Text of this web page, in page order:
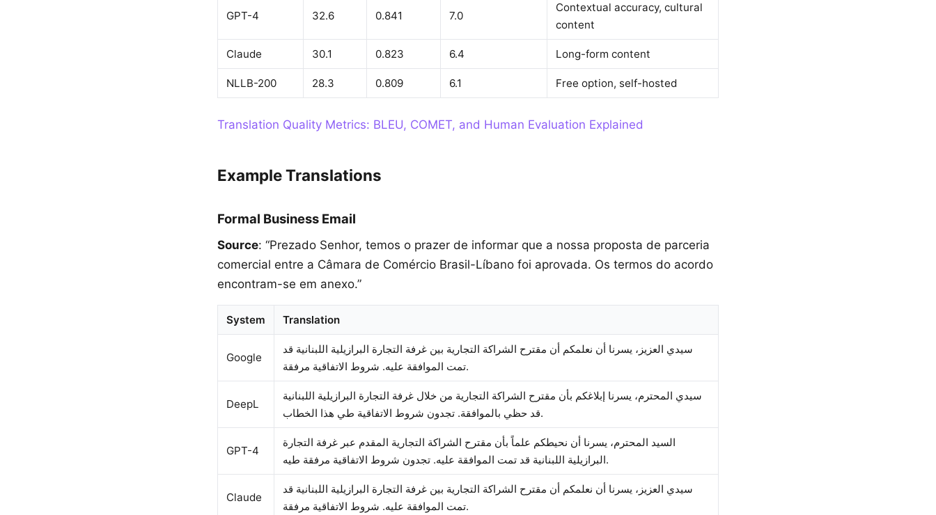
GPT-4 32.6 0.841 7.0
Contextual accuracy, cultural
content
Claude 30.1 0.823 6.4 Long-form content
NLLB-200 28.3 0.809 6.1 Free option, self-hosted
Translation Quality Metrics: BLEU, COMET, and Human Evaluation Explained
Example Translations
Formal Business Email
Source: “Prezado Senhor, temos o prazer de informar que a nossa proposta de parceria
comercial entre a Câmara de Comércio Brasil-Líbano foi aprovada. Os termos do acordo
encontram-se em anexo.”
System Translation
Google
سيدي العزيز، يسرنا أن نعلمكم أن مقترح الشراكة التجارية بين غرفة التجارة البرازيلية اللبنانية قد
تمت الموافقة عليه. شروط الاتفاقية مرفقة.
DeepL
سيدي المحترم، يسرنا إبلاغكم بأن مقترح الشراكة التجارية من خلال غرفة التجارة البرازيلية اللبنانية
قد حظي بالموافقة. تجدون شروط الاتفاقية طي هذا الخطاب.
GPT-4
السيد المحترم، يسرنا أن نحيطكم علماً بأن مقترح الشراكة التجارية المقدم عبر غرفة التجارة
البرازيلية اللبنانية قد تمت الموافقة عليه. تجدون شروط الاتفاقية مرفقة طيه.
Claude
سيدي العزيز، يسرنا أن نعلمكم أن مقترح الشراكة التجارية بين غرفة التجارة البرازيلية اللبنانية قد
تمت الموافقة عليه. شروط الاتفاقية مرفقة.